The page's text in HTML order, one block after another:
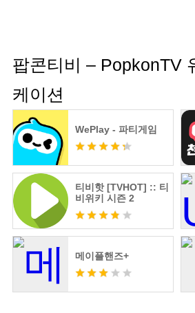
팝콘티비 – PopkonTV
케이션
WePlay - 파티게임
티비핫 [TVHOT] :: 티
비위키 시즌 2
메이플핸즈+